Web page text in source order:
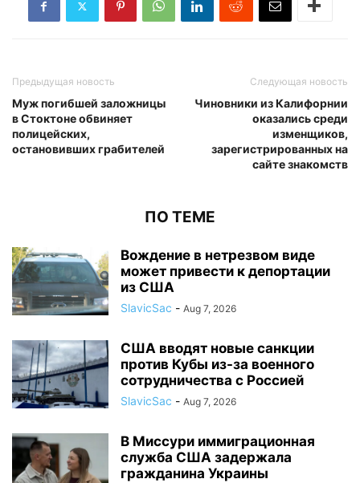
Предыдущая новость
Муж погибшей заложницы
в Стоктоне обвиняет
полицейских,
остановивших грабителей
Следующая новость
Чиновники из Калифорнии
оказались среди
изменщиков,
зарегистрированных на
сайте знакомств
ПО ТЕМЕ
Вождение в нетрезвом виде
может привести к депортации
из США
SlavicSac - Aug 7, 2026
США вводят новые санкции
против Кубы из-за военного
сотрудничества с Россией
SlavicSac - Aug 7, 2026
В Миссури иммиграционная
служба США задержала
гражданина Украины